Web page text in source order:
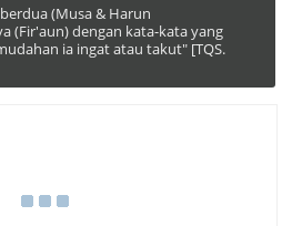
(Musa & Harun
(Fir'aun) dengan kata-kata yang
ia ingat atau takut" [TQS.